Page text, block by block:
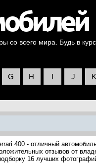
со всего мира. Будь в
G H I J K
400 - отличный
отзывов от
16 лучших